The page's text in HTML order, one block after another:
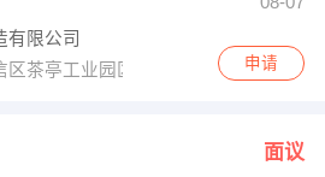
有限公司
区茶亭工业园区发展大道12-2号
申请
面议